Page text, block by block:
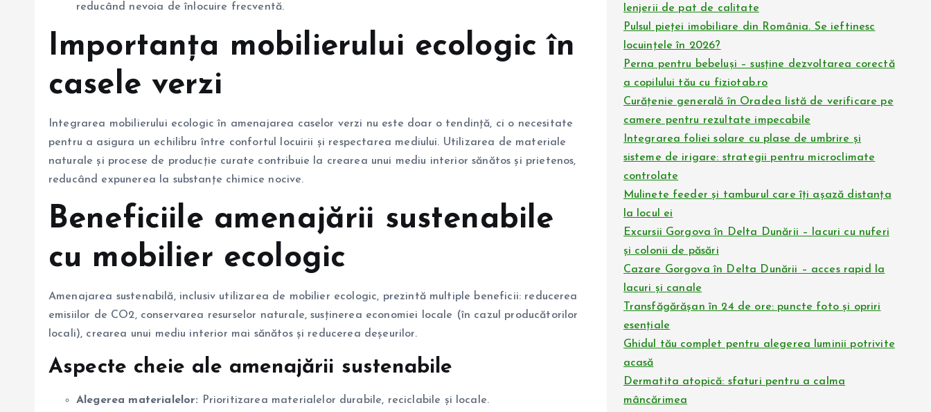
reducând nevoia de înlocuire frecventă.
Importanța mobilierului ecologic în
casele verzi
Integrarea mobilierului ecologic în amenajarea caselor verzi nu este doar o tendință, ci o necesitate
pentru a asigura un echilibru între confortul locuirii și respectarea mediului. Utilizarea de materiale
naturale și procese de producție curate contribuie la crearea unui mediu interior sănătos și prietenos,
reducând expunerea la substanțe chimice nocive.
Beneficiile amenajării sustenabile
cu mobilier ecologic
Amenajarea sustenabilă, inclusiv utilizarea de mobilier ecologic, prezintă multiple beneficii: reducerea
emisiilor de CO2, conservarea resurselor naturale, susținerea economiei locale (în cazul producătorilor
locali), crearea unui mediu interior mai sănătos și reducerea deșeurilor.
Aspecte cheie ale amenajării sustenabile
Alegerea materialelor: Prioritizarea materialelor durabile, reciclabile și locale.
lenjerii de pat de calitate
Pulsul pieței imobiliare din România. Se ieftinesc
locuințele în 2026?
Perna pentru bebeluși – susține dezvoltarea corectă
a copilului tău cu fiziotab.ro
Curățenie generală în Oradea listă de verificare pe
camere pentru rezultate impecabile
Integrarea foliei solare cu plase de umbrire și
sisteme de irigare: strategii pentru microclimate
controlate
Mulinete feeder și tamburul care îți așază distanța
la locul ei
Excursii Gorgova în Delta Dunării – lacuri cu nuferi
și colonii de păsări
Cazare Gorgova în Delta Dunării – acces rapid la
lacuri și canale
Transfăgărășan în 24 de ore: puncte foto și opriri
esențiale
Ghidul tău complet pentru alegerea luminii potrivite
acasă
Dermatita atopică: sfaturi pentru a calma
mâncărimea